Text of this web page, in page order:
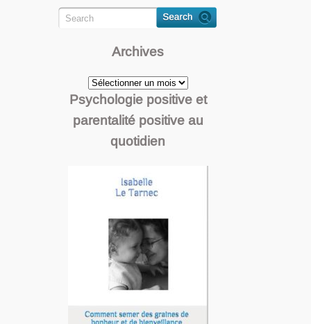
Archives
Archives
Psychologie positive et
parentalité positive au
quotidien